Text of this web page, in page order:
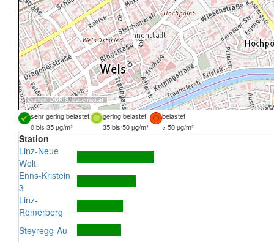
Quellen: DORIS, basemap.at
sehr gering belastet gering belastet
belastet
0 bis 35 µg/m³
35 bis 50 µg/m³ > 50 µg/m³
Station
Linz-Neue
Welt
Enns-Kristein
3
Linz-
Römerberg
Steyregg-Au